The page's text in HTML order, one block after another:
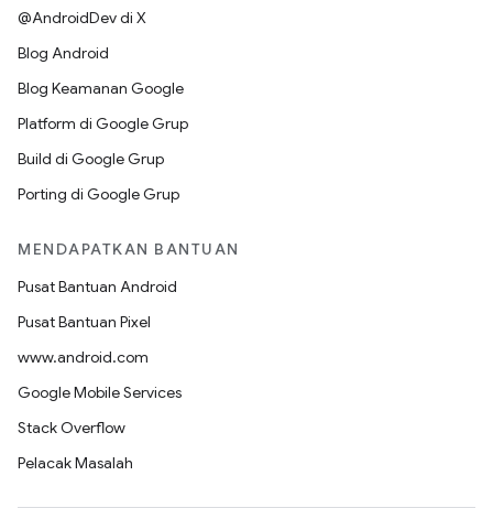
@AndroidDev di X
Blog Android
Blog Keamanan Google
Platform di Google Grup
Build di Google Grup
Porting di Google Grup
MENDAPATKAN BANTUAN
Pusat Bantuan Android
Pusat Bantuan Pixel
www.android.com
Google Mobile Services
Stack Overflow
Pelacak Masalah